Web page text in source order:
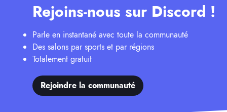
Rejoins-nous sur Discord !
Parle en instantané avec toute la communauté
Des salons par sports et par régions
Totalement gratuit
Rejoindre la communauté